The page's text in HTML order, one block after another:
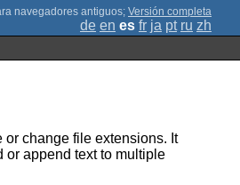
; Versión completa
de en es fr ja pt ru zh
or change file extensions. It
or append text to multiple